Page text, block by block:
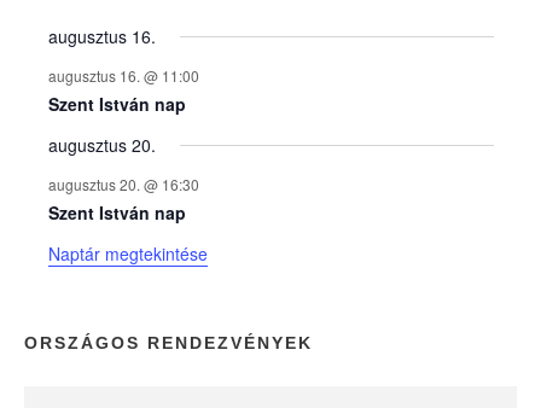
y
e
k
n
a
p
augusztus 16.
augusztus 16. @ 11:00
Szent István nap
augusztus 20.
augusztus 20. @ 16:30
Szent István nap
Naptár megtekintése
ORSZÁGOS RENDEZVÉNYEK